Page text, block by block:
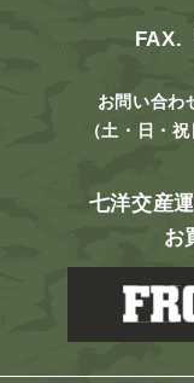
FAX.
お問い合
（土・日・
七洋交産
お